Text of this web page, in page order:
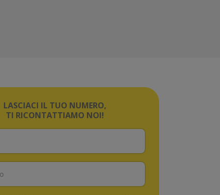
LASCIACI IL TUO NUMERO,
TI RICONTATTIAMO NOI!